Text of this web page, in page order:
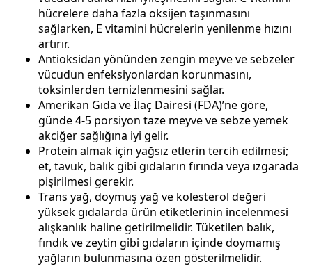
hücrelere daha fazla oksijen taşınmasını
sağlarken, E vitamini hücrelerin yenilenme hızını
artırır.
Antioksidan yönünden zengin meyve ve sebzeler
vücudun enfeksiyonlardan korunmasını,
toksinlerden temizlenmesini sağlar.
Amerikan Gıda ve İlaç Dairesi (FDA)’ne göre,
günde 4-5 porsiyon taze meyve ve sebze yemek
akciğer sağlığına iyi gelir.
Protein almak için yağsız etlerin tercih edilmesi;
et, tavuk, balık gibi gıdaların fırında veya ızgarada
pişirilmesi gerekir.
Trans yağ, doymuş yağ ve kolesterol değeri
yüksek gıdalarda ürün etiketlerinin incelenmesi
alışkanlık haline getirilmelidir. Tüketilen balık,
fındık ve zeytin gibi gıdaların içinde doymamış
yağların bulunmasına özen gösterilmelidir.